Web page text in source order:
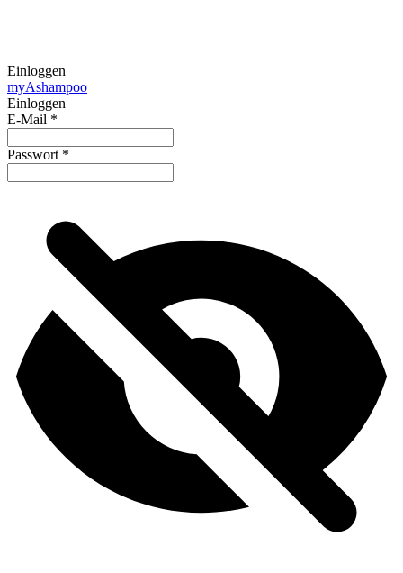
Einloggen
myAshampoo
Einloggen
E-Mail *
Passwort *